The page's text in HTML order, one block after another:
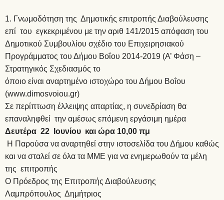
1. Γνωμοδότηση της Δημοτικής επιτροπής Διαβούλευσης
επί του εγκεκριμένου με την αριθ 141/2015 απόφαση του
Δημοτικού Συμβουλίου σχέδιο του Επιχειρησιακού
Προγράμματος του Δήμου Βοΐου 2014-2019 (Α’ Φάση –
Στρατηγικός Σχεδιασμός το
όποιο είναι αναρτημένο ιστοχώρο του Δήμου Βοΐου
(www.dimosvoiou.gr)
Σε περίπτωση έλλειψης απαρτίας, η συνεδρίαση θα
επαναληφθεί την αμέσως επόμενη εργάσιμη ημέρα
Δευτέρα 22 Ιουνίου και ώρα 10,00 πμ
Η Παρούσα να αναρτηθεί στην ιστοσελίδα του Δήμου καθώς
και να σταλεί σε όλα τα ΜΜΕ για να ενημερωθούν τα μέλη
της επιτροπής
Ο Πρόεδρος της Επιτροπής Διαβούλευσης
Λαμπρόπουλος Δημήτριος